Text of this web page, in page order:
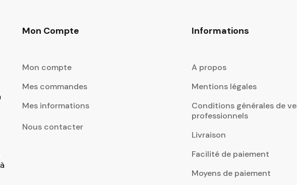
Mon Compte
Mon compte
Mes commandes
Mes informations
Nous contacter
Informations
A propos
Mentions légales
Conditions générales de
professionnels
Livraison
Facilité de paiement
Moyens de paiement